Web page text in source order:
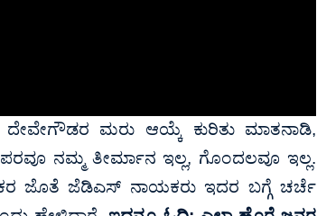
ಮರು ಆಯ್ಕೆ ಕುರಿತು ಮಾತನಾಡಿ,
ನಮ್ಮ ತೀರ್ಮಾನ ಇಲ್ಲ, ಗೊಂದಲವೂ ಇಲ್ಲ.
ಜೊತೆ ಜೆಡಿಎಸ್ ನಾಯಕರು ಇದರ ಬಗ್ಗೆ ಚರ್ಚೆ